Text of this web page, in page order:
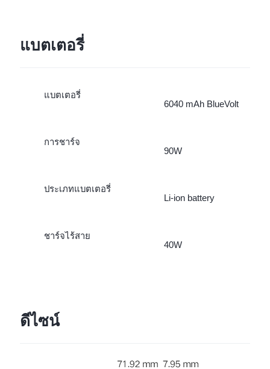
แบตเตอรี่
แบตเตอรี่
6040 mAh BlueVolt
การชาร์จ
90W
ประเภทแบตเตอรี่
Li-ion battery
ชาร์จไร้สาย
40W
ดีไซน์